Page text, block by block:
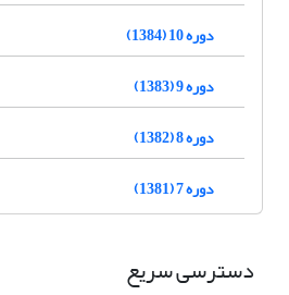
دوره 10 (1384)
دوره 9 (1383)
دوره 8 (1382)
دوره 7 (1381)
دسترسی سریع